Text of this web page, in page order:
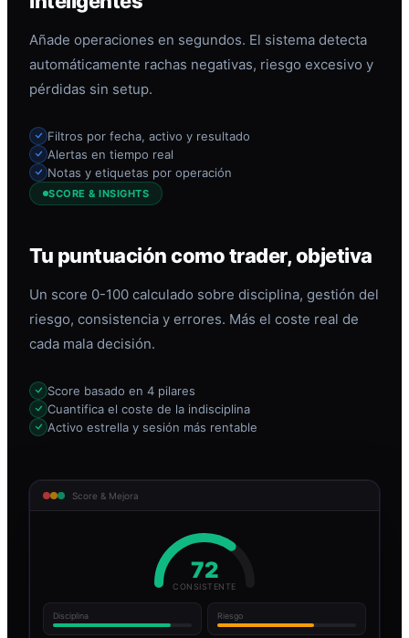
Añade operaciones en segundos. El sistema detecta
automáticamente rachas negativas, riesgo excesivo y
pérdidas sin setup.
Filtros por fecha, activo y resultado
Alertas en tiempo real
Notas y etiquetas por operación
SCORE & INSIGHTS
Tu puntuación como trader, objetiva
Un score 0-100 calculado sobre disciplina, gestión del
riesgo, consistencia y errores. Más el coste real de
cada mala decisión.
Score basado en 4 pilares
Cuantifica el coste de la indisciplina
Activo estrella y sesión más rentable
Score & Mejora
72
CONSISTENTE
Disciplina Riesgo